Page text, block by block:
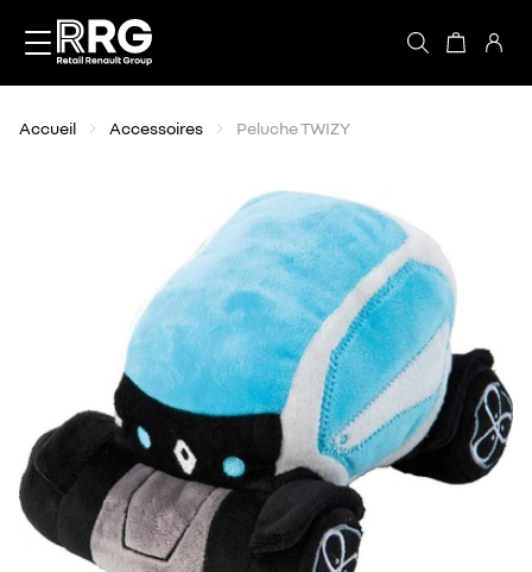
Accueil Accessoires Peluche TWIZY